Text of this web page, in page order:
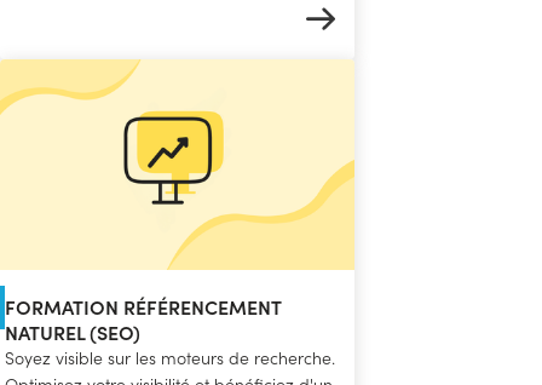
FORMATION RÉFÉRENCEMENT
NATUREL (SEO)
Soyez visible sur les moteurs de recherche.